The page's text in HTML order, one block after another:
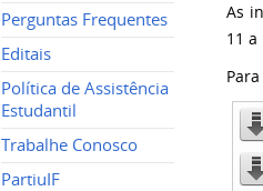
Perguntas Frequentes
Editais
Política de Assistência
Estudantil
Trabalhe Conosco
PartiuIF
As
11 a